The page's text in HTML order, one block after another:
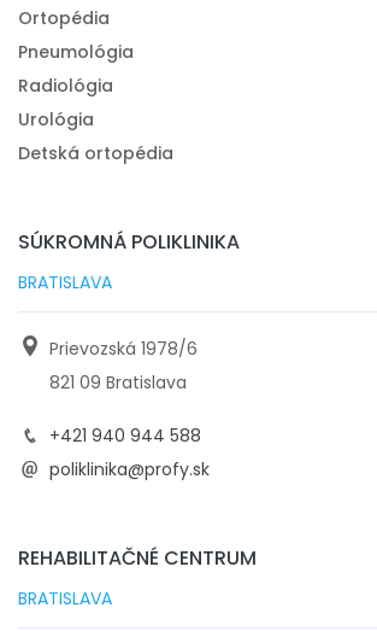
Ortopédia
Pneumológia
Radiológia
Urológia
Detská ortopédia
SÚKROMNÁ POLIKLINIKA
BRATISLAVA
Prievozská 1978/6
821 09 Bratislava
+421 940 944 588
poliklinika@profy.sk
REHABILITAČNÉ CENTRUM
BRATISLAVA